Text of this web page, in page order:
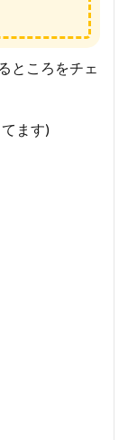
ところをチェ
ます)